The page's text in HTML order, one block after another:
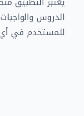
الدروس
للمستخدم في